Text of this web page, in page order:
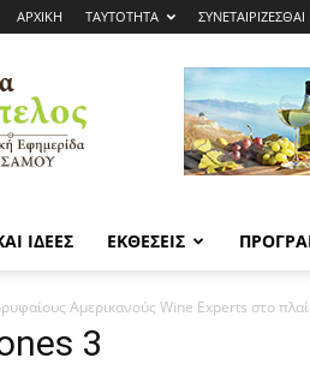
ΑΡΧΙΚΗ ΤΑΥΤΟΤΗΤΑ ΣΥΝΕΤΑΙΡΙΖΕΣΘΑΙ
ΙΔΕΕΣ ΕΚΘΕΣΕΙΣ
Αμερικανούς Wine Experts στο
3